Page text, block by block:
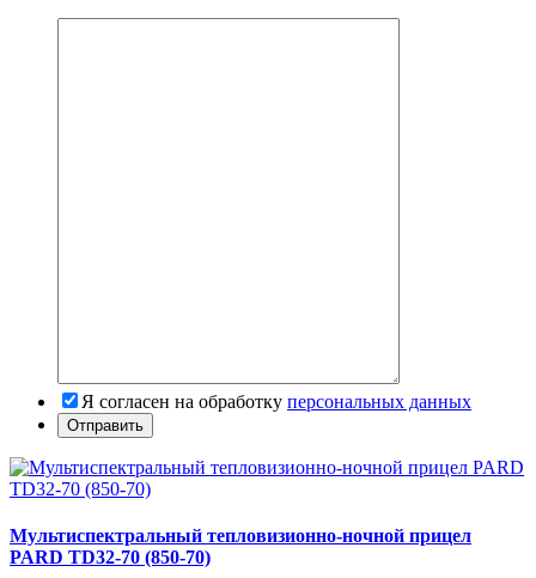
Я согласен на обработку персональных данных
Мультиспектральный тепловизионно-ночной прицел
PARD TD32-70 (850-70)